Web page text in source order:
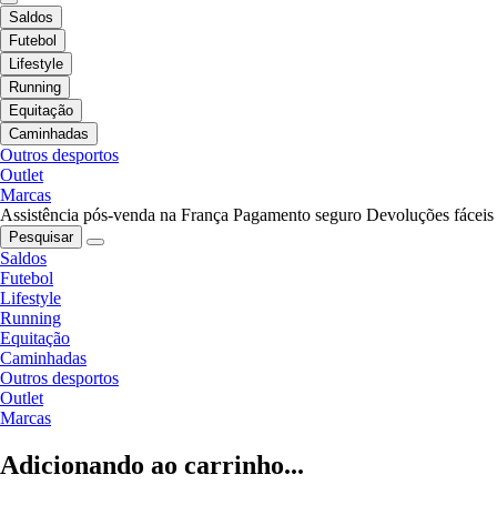
Saldos
Futebol
Lifestyle
Running
Equitação
Caminhadas
Outros desportos
Outlet
Marcas
Assistência pós-venda na França Pagamento seguro Devoluções fáceis
Pesquisar
Saldos
Futebol
Lifestyle
Running
Equitação
Caminhadas
Outros desportos
Outlet
Marcas
Adicionando ao carrinho...